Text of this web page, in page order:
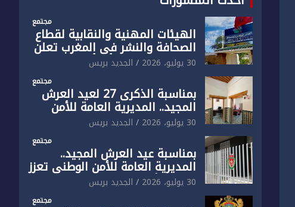
مجتمع
الهيئات المهنية والنقابية لقطاع
الصحافة والنشر في المغرب تعلن
رفضها القاطع لـ”أي أجندة انتخابية
مُعدة على مقاس سياسي
ومصلحي ضيق”
30 يوليو، 2026 الجديد بريس
مجتمع
بمناسبة الذكرى 27 لعيد العرش
المجيد.. المديرية العامة للأمن
الوطني تفتتح المقر الجديد لفرقة
الشرطة السياحية بفاس
30 يوليو، 2026 الجديد بريس
مجتمع
بمناسبة عيد العرش المجيد..
المديرية العامة للأمن الوطني تعزز
البنية الأمنية بالناظور بإحداث
فرقتين جديدتين
30 يوليو، 2026 الجديد بريس
مجتمع